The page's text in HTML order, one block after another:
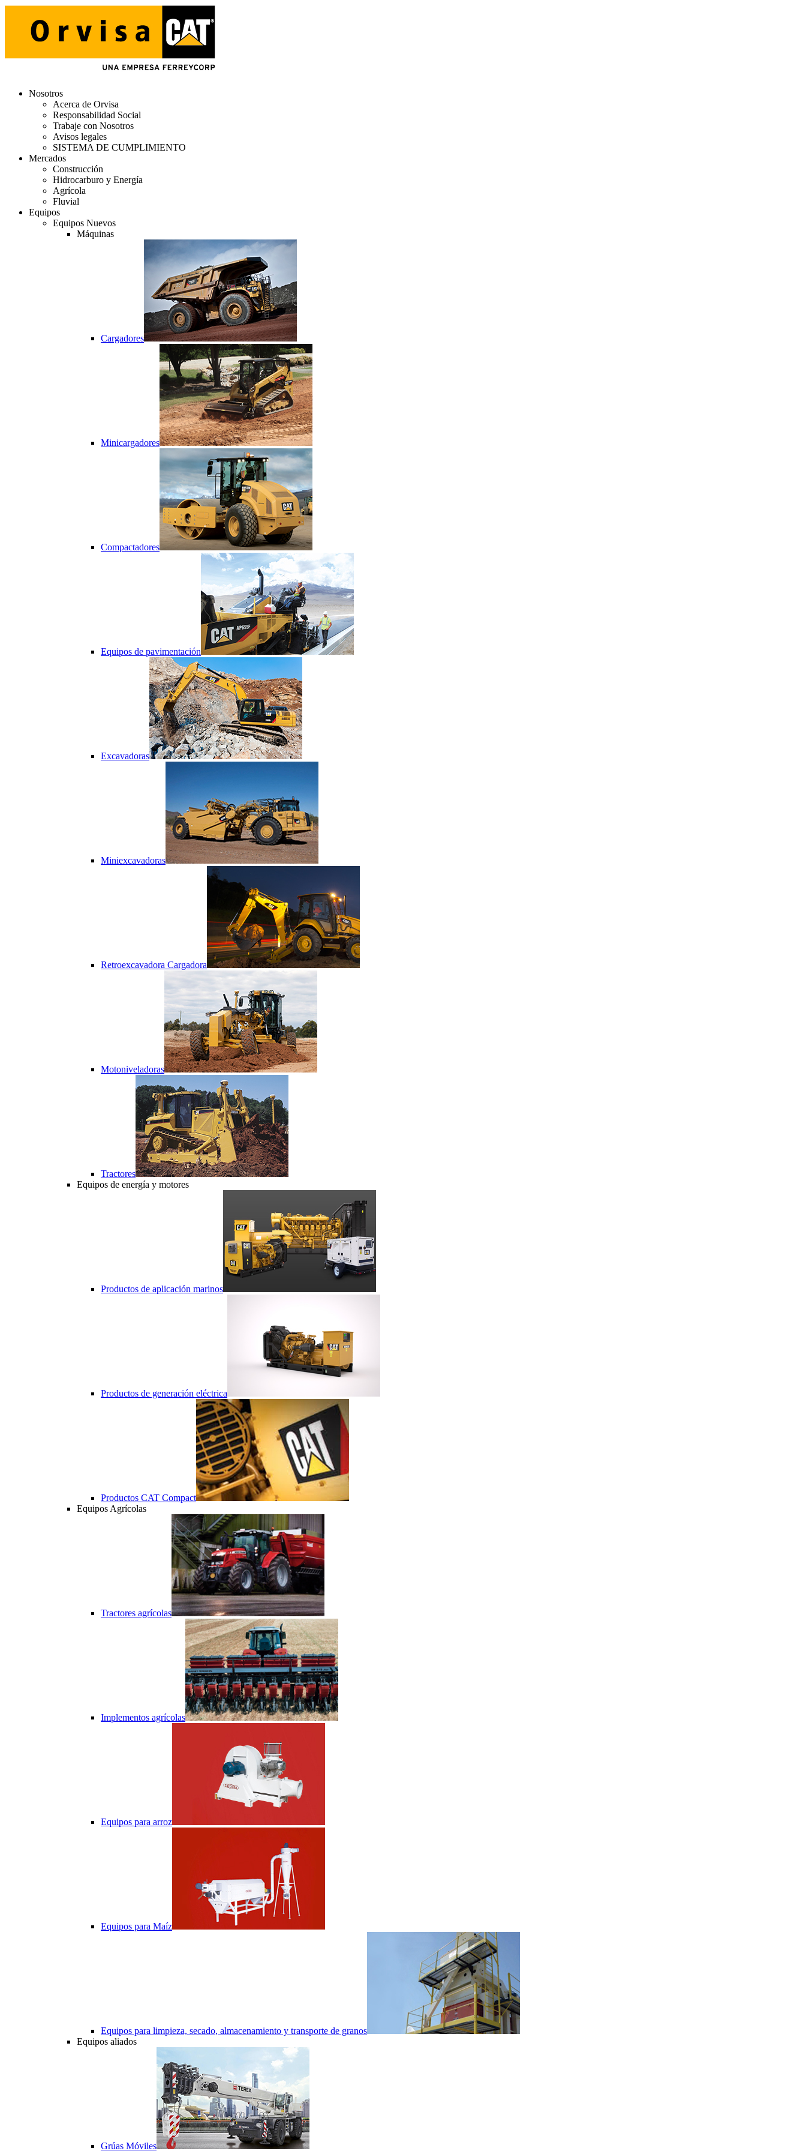
Nosotros
Acerca de Orvisa
Responsabilidad Social
Trabaje con Nosotros
Avisos legales
SISTEMA DE CUMPLIMIENTO
Mercados
Construcción
Hidrocarburo y Energía
Agrícola
Fluvial
Equipos
Equipos Nuevos
Máquinas
Cargadores
Minicargadores
Compactadores
Equipos de pavimentación
Excavadoras
Miniexcavadoras
Retroexcavadora Cargadora
Motoniveladoras
Tractores
Equipos de energía y motores
Productos de aplicación marinos
Productos de generación eléctrica
Productos CAT Compact
Equipos Agrícolas
Tractores agrícolas
Implementos agrícolas
Equipos para arroz
Equipos para Maíz
Equipos para limpieza, secado, almacenamiento y transporte de granos
Equipos aliados
Grúas Móviles